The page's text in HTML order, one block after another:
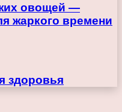
овощей —
жаркого времени
здоровья